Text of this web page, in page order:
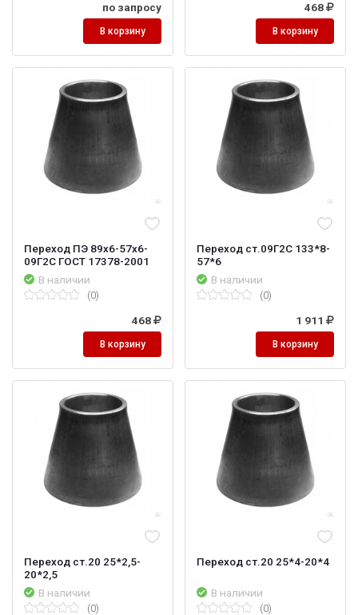
по запросу
В корзину
468
В корзину
Переход ПЭ 89х6-57х6-
09Г2С ГОСТ 17378-2001
В наличии
(0)
468
В корзину
Переход ст.09Г2С 133*8-
57*6
В наличии
(0)
1 911
В корзину
Переход ст.20 25*2,5-
20*2,5
В наличии
(0)
Переход ст.20 25*4-20*4
В наличии
(0)